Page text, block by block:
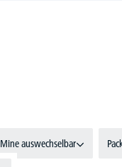
Mine auswechselbar